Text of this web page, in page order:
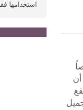
البقع
استخدامها